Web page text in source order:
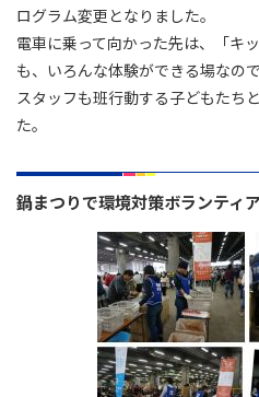
ログラム変更となりました。
電車に乗って向かった先は、「キ
も、いろんな体験ができる場なの
スタッフも班行動する子どもたち
た。
鍋まつりで環境対策ボランティア